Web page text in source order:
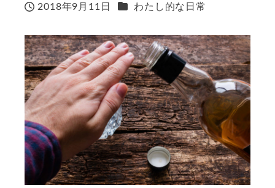
投稿日
2018年9月11日 カテゴリー
わたし的な日常